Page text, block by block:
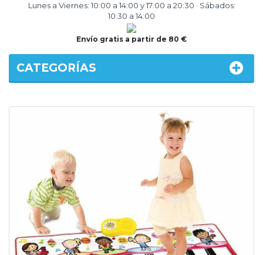
Lunes a Viernes: 10:00 a 14:00 y 17:00 a 20:30 · Sábados:
10:30 a 14:00
Envío gratis a partir de 80 €
CATEGORÍAS